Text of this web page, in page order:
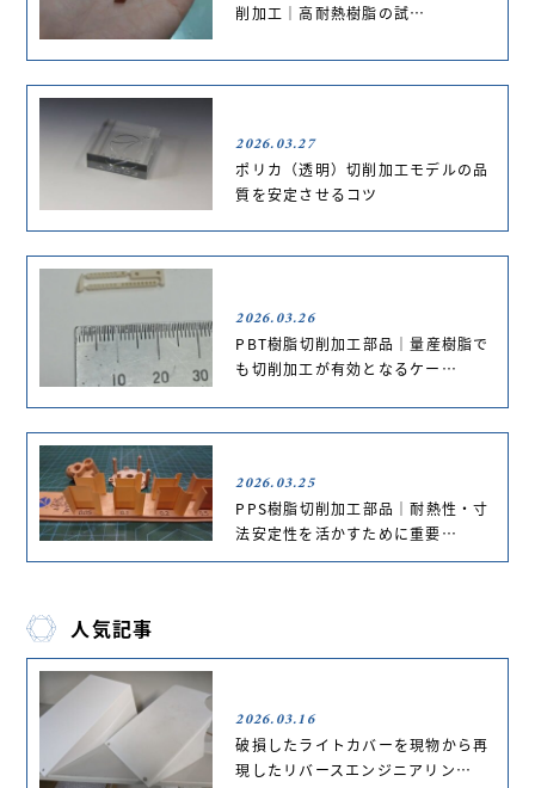
削加工｜高耐熱樹脂の試…
2026.03.27
ポリカ（透明）切削加工モデルの品
質を安定させるコツ
2026.03.26
PBT樹脂切削加工部品｜量産樹脂で
も切削加工が有効となるケー…
2026.03.25
PPS樹脂切削加工部品｜耐熱性・寸
法安定性を活かすために重要…
人気記事
2026.03.16
破損したライトカバーを現物から再
現したリバースエンジニアリン…